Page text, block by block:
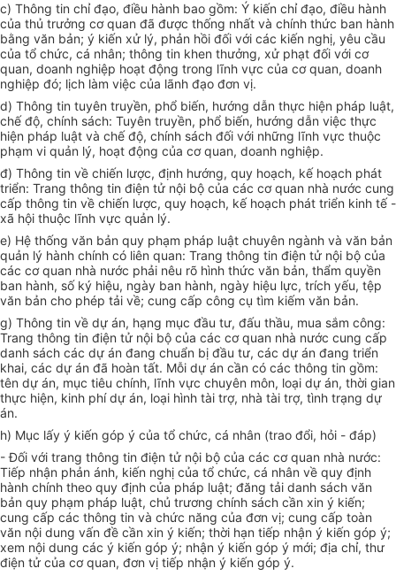
c) Thông tin chỉ đạo, điều hành bao gồm: Ý kiến chỉ đạo, điều hành
của thủ trưởng cơ quan đã được thống nhất và chính thức ban hành
bằng văn bản; ý kiến xử lý, phản hồi đối với các kiến nghị, yêu cầu
của tổ chức, cá nhân; thông tin khen thưởng, xử phạt đối với cơ
quan, doanh nghiệp hoạt động trong lĩnh vực của cơ quan, doanh
nghiệp đó; lịch làm việc của lãnh đạo đơn vị.
d) Thông tin tuyên truyền, phổ biến, hướng dẫn thực hiện pháp luật,
chế độ, chính sách: Tuyên truyền, phổ biến, hướng dẫn việc thực
hiện pháp luật và chế độ, chính sách đối với những lĩnh vực thuộc
phạm vi quản lý, hoạt động của cơ quan, doanh nghiệp.
đ) Thông tin về chiến lược, định hướng, quy hoạch, kế hoạch phát
triển: Trang thông tin điện tử nội bộ của các cơ quan nhà nước cung
cấp thông tin về chiến lược, quy hoạch, kế hoạch phát triển kinh tế -
xã hội thuộc lĩnh vực quản lý.
e) Hệ thống văn bản quy phạm pháp luật chuyên ngành và văn bản
quản lý hành chính có liên quan: Trang thông tin điện tử nội bộ của
các cơ quan nhà nước phải nêu rõ hình thức văn bản, thẩm quyền
ban hành, số ký hiệu, ngày ban hành, ngày hiệu lực, trích yếu, tệp
văn bản cho phép tải về; cung cấp công cụ tìm kiếm văn bản.
g) Thông tin về dự án, hạng mục đầu tư, đấu thầu, mua sắm công:
Trang thông tin điện tử nội bộ của các cơ quan nhà nước cung cấp
danh sách các dự án đang chuẩn bị đầu tư, các dự án đang triển
khai, các dự án đã hoàn tất. Mỗi dự án cần có các thông tin gồm:
tên dự án, mục tiêu chính, lĩnh vực chuyên môn, loại dự án, thời gian
thực hiện, kinh phí dự án, loại hình tài trợ, nhà tài trợ, tình trạng dự
án.
h) Mục lấy ý kiến góp ý của tổ chức, cá nhân (trao đổi, hỏi - đáp)
- Đối với trang thông tin điện tử nội bộ của các cơ quan nhà nước:
Tiếp nhận phản ánh, kiến nghị của tổ chức, cá nhân về quy định
hành chính theo quy định của pháp luật; đăng tải danh sách văn
bản quy phạm pháp luật, chủ trương chính sách cần xin ý kiến;
cung cấp các thông tin và chức năng của đơn vị; cung cấp toàn
văn nội dung vấn đề cần xin ý kiến; thời hạn tiếp nhận ý kiến góp ý;
xem nội dung các ý kiến góp ý; nhận ý kiến góp ý mới; địa chỉ, thư
điện tử của cơ quan, đơn vị tiếp nhận ý kiến góp ý.